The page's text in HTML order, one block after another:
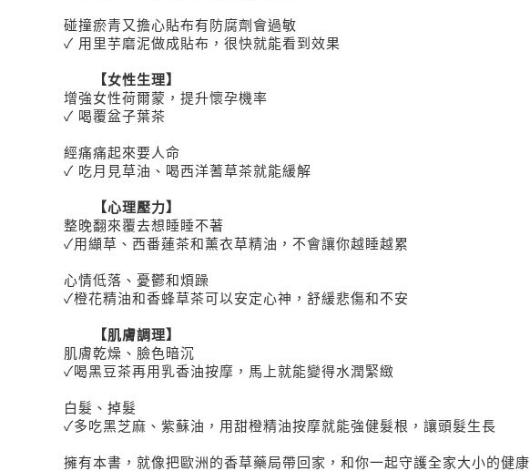
碰撞瘀青又擔心貼布有防腐劑會過敏
✓ 用里芋磨泥做成貼布，很快就能看到效果
【女性生理】
增強女性荷爾蒙，提升懷孕機率
✓ 喝覆盆子葉茶
經痛痛起來要人命
✓ 吃月見草油、喝西洋蓍草茶就能緩解
【心理壓力】
整晚翻來覆去想睡睡不著
✓用纈草、西番蓮茶和薰衣草精油，不會讓你越睡越累
心情低落、憂鬱和煩躁
✓橙花精油和香蜂草茶可以安定心神，舒緩悲傷和不安
【肌膚調理】
肌膚乾燥、臉色暗沉
✓喝黑豆茶再用乳香油按摩，馬上就能變得水潤緊緻
白髮、掉髮
✓多吃黑芝麻、紫蘇油，用甜橙精油按摩就能強健髮根，讓頭髮生長
擁有本書，就像把歐洲的香草藥局帶回家，和你一起守護全家大小的健康